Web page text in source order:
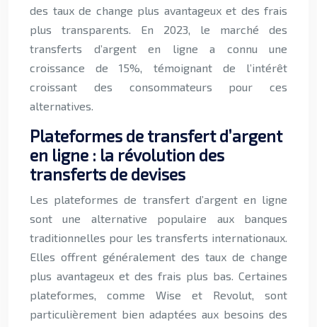
des taux de change plus avantageux et des frais
plus transparents. En 2023, le marché des
transferts d’argent en ligne a connu une
croissance de 15%, témoignant de l’intérêt
croissant des consommateurs pour ces
alternatives.
Plateformes de transfert d’argent
en ligne : la révolution des
transferts de devises
Les plateformes de transfert d’argent en ligne
sont une alternative populaire aux banques
traditionnelles pour les transferts internationaux.
Elles offrent généralement des taux de change
plus avantageux et des frais plus bas. Certaines
plateformes, comme Wise et Revolut, sont
particulièrement bien adaptées aux besoins des